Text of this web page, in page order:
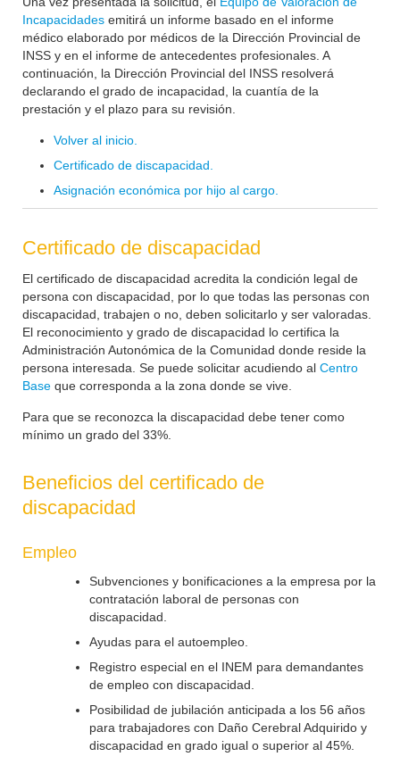
Incapacidades emitirá un informe basado en el informe
médico elaborado por médicos de la Dirección Provincial de
INSS y en el informe de antecedentes profesionales. A
continuación, la Dirección Provincial del INSS resolverá
declarando el grado de incapacidad, la cuantía de la
prestación y el plazo para su revisión.
Volver al inicio.
Certificado de discapacidad.
Asignación económica por hijo al cargo.
Certificado de discapacidad
El certificado de discapacidad acredita la condición legal de
persona con discapacidad, por lo que todas las personas con
discapacidad, trabajen o no, deben solicitarlo y ser valoradas.
El reconocimiento y grado de discapacidad lo certifica la
Administración Autonómica de la Comunidad donde reside la
persona interesada. Se puede solicitar acudiendo al Centro
Base que corresponda a la zona donde se vive.
Para que se reconozca la discapacidad debe tener como
mínimo un grado del 33%.
Beneficios del certificado de
discapacidad
Empleo
Subvenciones y bonificaciones a la empresa por la
contratación laboral de personas con
discapacidad.
Ayudas para el autoempleo.
Registro especial en el INEM para demandantes
de empleo con discapacidad.
Posibilidad de jubilación anticipada a los 56 años
para trabajadores con Daño Cerebral Adquirido y
discapacidad en grado igual o superior al 45%.